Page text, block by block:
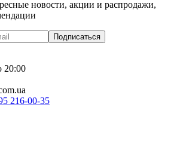
новости, акции и распродажи,
Подписаться
20:00
216-00-35